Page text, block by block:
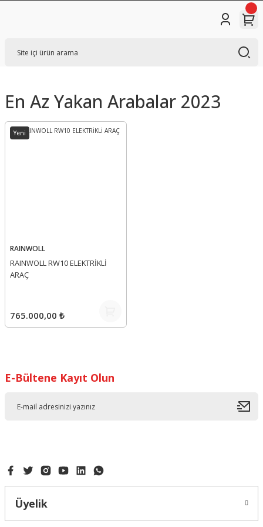
En Az Yakan Arabalar 2023
Yeni
RAINWOLL
RAINWOLL RW10 ELEKTRİKLİ
ARAÇ
765.000,00 ₺
E-Bültene Kayıt Olun
Üyelik